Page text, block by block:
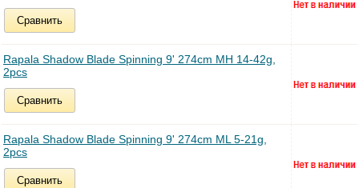
Сравнить
Rapala Shadow Blade Spinning 9' 274cm MH 14-42g,
2pcs
Сравнить
Rapala Shadow Blade Spinning 9' 274cm ML 5-21g,
2pcs
Сравнить